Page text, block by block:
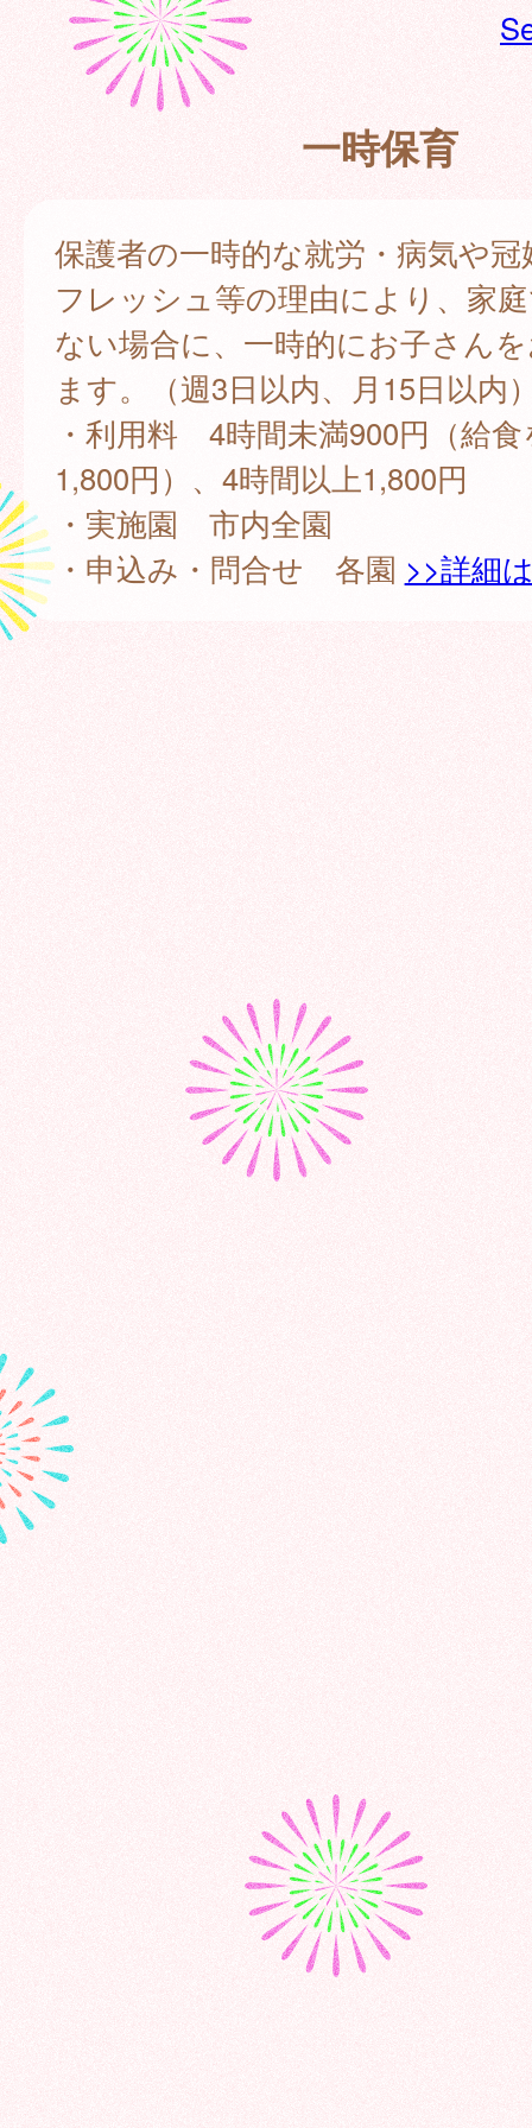
一時保育
保護者の一時的な就労・病気や
フレッシュ等の理由により、家
ない場合に、一時的にお子さん
ます。（週3日以内、月15日以内
・利用料 4時間未満900円（給
1,800円）、4時間以上1,800円
・実施園 市内全園
・申込み・問合せ 各園 >>詳細